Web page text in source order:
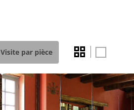
Visite par pièce